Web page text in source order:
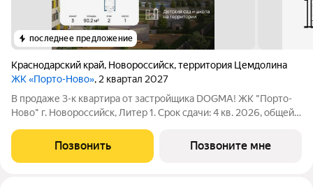
последнее предложение
Краснодарский край, Новороссийск,территория Цемдолина
ЖК «Порто-Ново», 2 квартал 2027
В продаже 3-к квартира от застройщика DOGMA! ЖК "Порто-
Ново" г. Новороссийск, Литер 1. Срок сдачи: 4 кв. 2026, общей
для комфортной жизни. Место, где шум Чёрного моря
становится саундтреком
Позвонить Позвоните мне